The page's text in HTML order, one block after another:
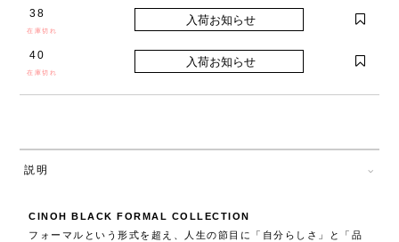
38
在庫切れ
40
在庫切れ
説明
CINOH BLACK FORMAL COLLECTION
フォーマルという形式を超え、人生の節目に「自分らしさ」と「品